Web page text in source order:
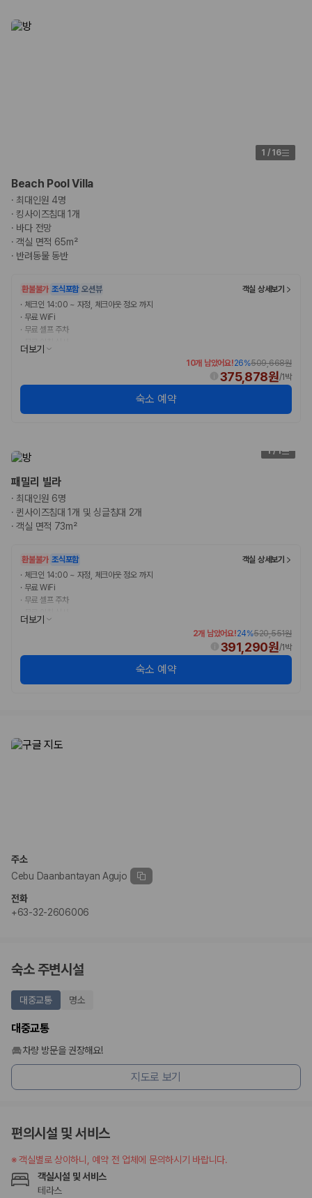
1 / 16
Beach Pool Villa
· 최대인원 4명
·킹사이즈침대 1개
· 바다 전망
·객실 면적 65m²
· 반려동물 동반
환불불가 조식포함 오션뷰
객실 상세보기
· 체크인 14:00 ~ 자정, 체크아웃 정오 까지
· 무료 WiFi
· 무료 셀프 주차
무료 아침 식사
더보기
10개 남았어요!26%509,668원
375,878원/1박
숙소 예약
1/1
패밀리 빌라
· 최대인원 6명
·퀸사이즈침대 1개 및 싱글침대 2개
·객실 면적 73m²
환불불가 조식포함
객실 상세보기
· 체크인 14:00 ~ 자정, 체크아웃 정오 까지
· 무료 WiFi
· 무료 셀프 주차
무료 아침 식사
더보기
2개 남았어요!24%520,551원
391,290원/1박
숙소 예약
주소
Cebu Daanbantayan Agujo
전화
+63-32-2606006
숙소 주변시설
대중교통 명소
대중교통
차량 방문을 권장해요!
지도로 보기
편의시설 및 서비스
※객실별로 상이하니, 예약 전 업체에 문의하시기 바랍니다.
객실시설 및 서비스
테라스